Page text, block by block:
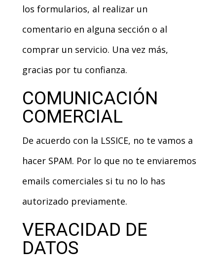
los formularios, al realizar un
comentario en alguna sección o al
comprar un servicio. Una vez más,
gracias por tu confianza.
COMUNICACIÓN
COMERCIAL
De acuerdo con la LSSICE, no te vamos a
hacer SPAM. Por lo que no te enviaremos
emails comerciales si tu no lo has
autorizado previamente.
VERACIDAD DE
DATOS